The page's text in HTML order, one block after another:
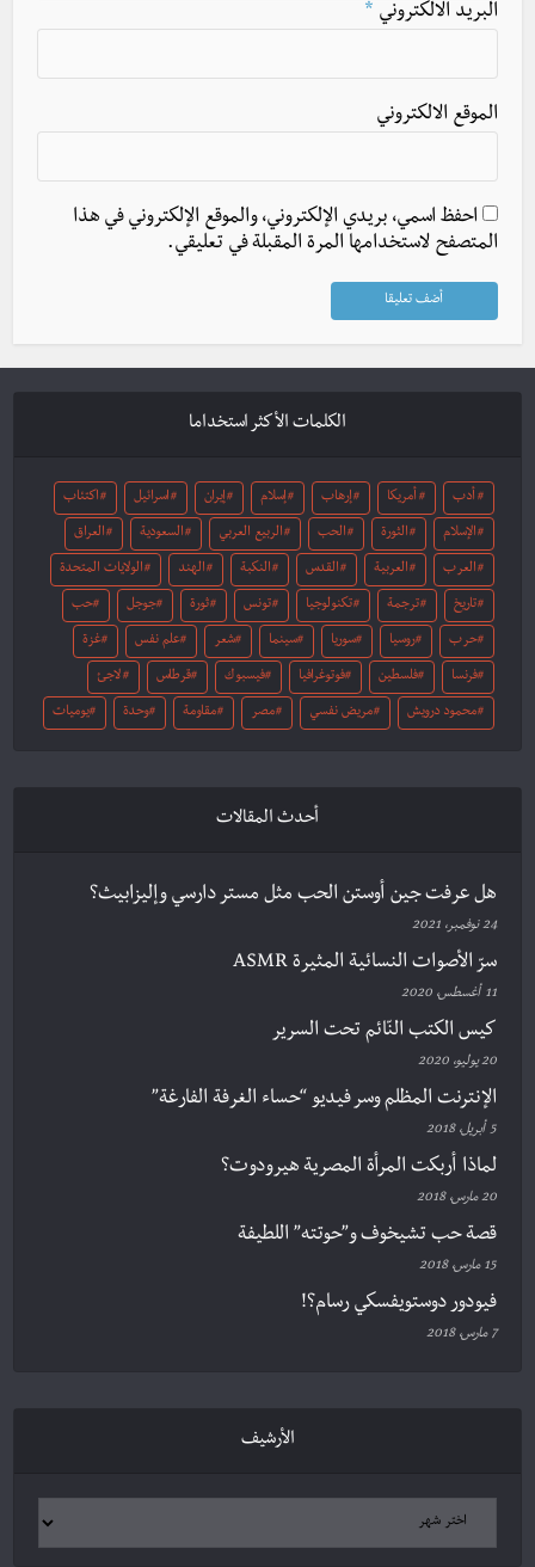
البريد الالكتروني *
الموقع الالكتروني
احفظ اسمي، بريدي الإلكتروني، والموقع الإلكتروني في هذا
المتصفح لاستخدامها المرة المقبلة في تعليقي.
الكلمات الأكثر استخداما
أدب أمريكا إرهاب إسلام إيران اسرائيل اكتئاب
الإسلام الثورة الحب الربيع العربي السعودية العراق
العرب العربية القدس النكبة الهند الولايات المتحدة
تاريخ ترجمة تكنولوجيا تونس ثورة جوجل حب
حرب روسيا سوريا سينما شعر علم نفس غزة
فرنسا فلسطين فوتوغرافيا فيسبوك قرطاس لاجئ
محمود درويش مريض نفسي مصر مقاومة وحدة يوميات
أحدث المقالات
هل عرفت جين أوستن الحب مثل مستر دارسي وإليزابيث؟
24 نوفمبر، 2021
سرّ الأصوات النسائية المثيرة ASMR
11 أغسطس، 2020
كيس الكتب النّائم تحت السرير
20 يوليو، 2020
الإنترنت المظلم وسر فيديو “حساء الغرفة الفارغة”
5 أبريل، 2018
لماذا أربكت المرأة المصرية هيرودوت؟
20 مارس، 2018
قصة حب تشيخوف و”حوتته” اللطيفة
15 مارس، 2018
فيودور دوستويفسكي رسام؟!
7 مارس، 2018
الأرشيف